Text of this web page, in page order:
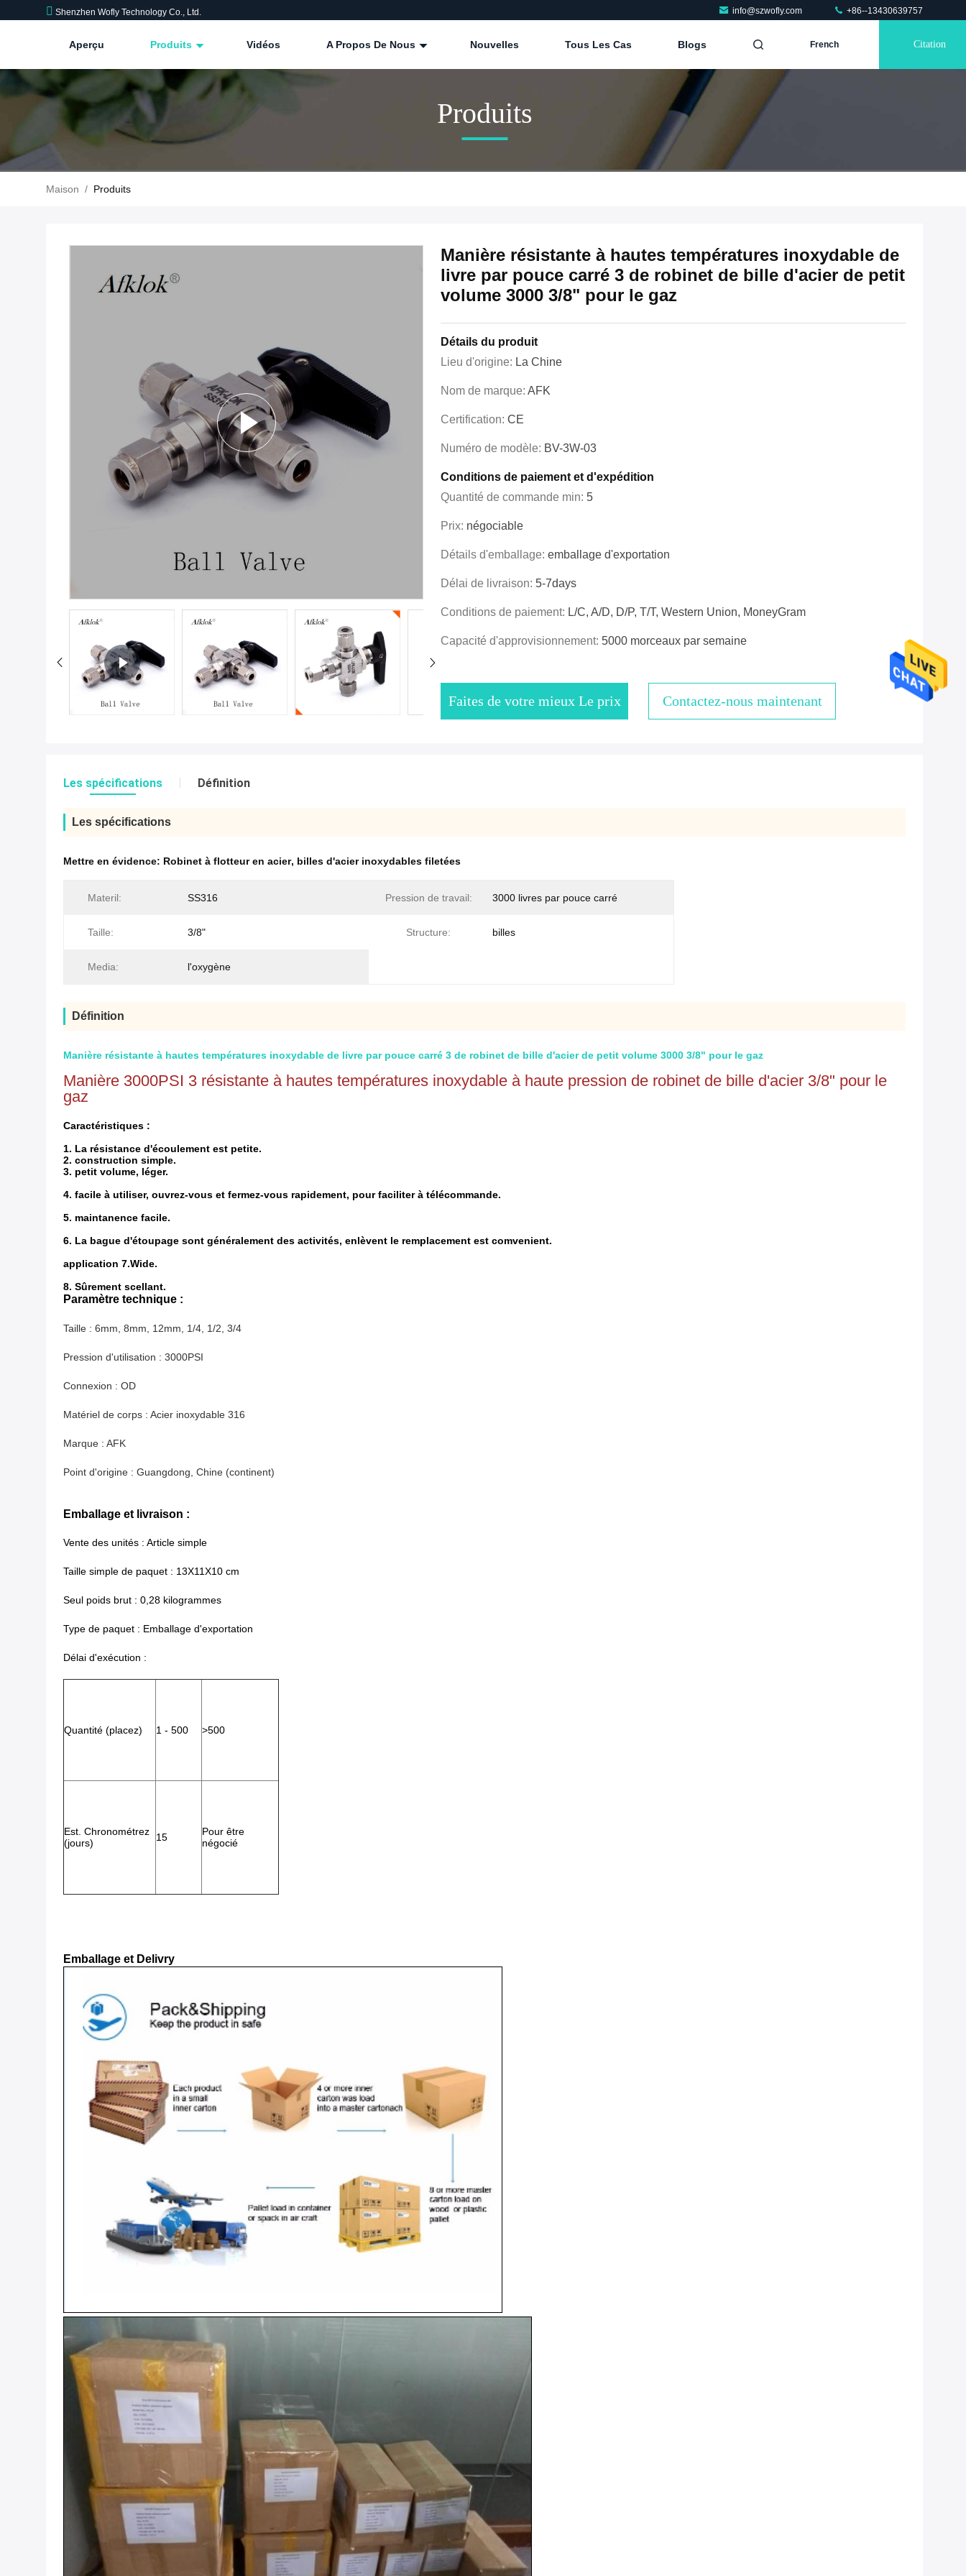
Shenzhen Wofly Technology Co., Ltd. info@szwofly.com +86--13430639757
Aperçu Produits Vidéos A Propos De Nous Nouvelles Tous Les Cas Blogs French Citation
Produits
Maison / Produits
Manière résistante à hautes températures inoxydable de
livre par pouce carré 3 de robinet de bille d'acier de petit
volume 3000 3/8" pour le gaz
Détails du produit
Lieu d'origine: La Chine
Nom de marque: AFK
Certification: CE
Numéro de modèle: BV-3W-03
Conditions de paiement et d'expédition
Quantité de commande min: 5
Prix: négociable
Détails d'emballage: emballage d'exportation
Délai de livraison: 5-7days
Conditions de paiement: L/C, A/D, D/P, T/T, Western Union, MoneyGram
Capacité d'approvisionnement: 5000 morceaux par semaine
Faites de votre mieux Le prix Contactez-nous maintenant
Les spécifications Définition
Les spécifications
Mettre en évidence: Robinet à flotteur en acier, billes d'acier inoxydables filetées
Materil: SS316 Pression de travail: 3000 livres par pouce carré
Taille: 3/8" Structure: billes
Media: l'oxygène
Définition
Manière résistante à hautes températures inoxydable de livre par pouce carré 3 de robinet de bille d'acier de petit volume 3000 3/8" pour le gaz
Manière 3000PSI 3 résistante à hautes températures inoxydable à haute pression de robinet de bille d'acier 3/8" pour le
gaz
Caractéristiques :
1. La résistance d'écoulement est petite.
2. construction simple.
3. petit volume, léger.
4. facile à utiliser, ouvrez-vous et fermez-vous rapidement, pour faciliter à télécommande.
5. maintanence facile.
6. La bague d'étoupage sont généralement des activités, enlèvent le remplacement est comvenient.
application 7.Wide.
8. Sûrement scellant.
Paramètre technique :
Taille : 6mm, 8mm, 12mm, 1/4, 1/2, 3/4
Pression d'utilisation : 3000PSI
Connexion : OD
Matériel de corps : Acier inoxydable 316
Marque : AFK
Point d'origine : Guangdong, Chine (continent)
Emballage et livraison :
Vente des unités : Article simple
Taille simple de paquet : 13X11X10 cm
Seul poids brut : 0,28 kilogrammes
Type de paquet : Emballage d'exportation
Délai d'exécution :
Quantité (placez) 1 - 500 >500
Est. Chronométrez
(jours)
15
Pour être
négocié
Emballage et Delivry